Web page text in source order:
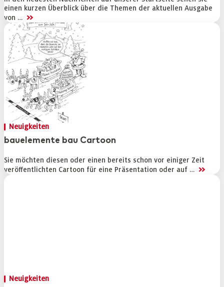
einen kurzen Überblick über die Themen der aktuellen Ausgabe
von … >>
Neuigkeiten
bauelemente bau Cartoon
Sie möchten diesen oder einen bereits schon vor einiger Zeit
veröffentlichten Cartoon für eine Präsentation oder auf … >>
Neuigkeiten